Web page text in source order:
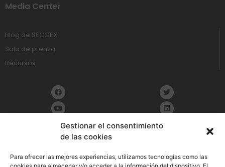
Gestionar el consentimiento
de las cookies
Para ofrecer las mejores experiencias, utilizamos tecnologías como las
Media Center
Blog de SECOEX
Sala de prensa
Recursos